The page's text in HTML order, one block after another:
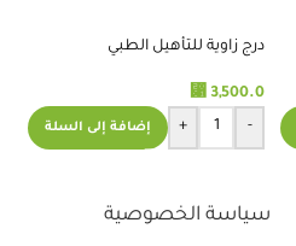
درج زاوية للتأهيل الطبي
⃁ 3,500.0
-
+ إضافة إلى السلة
سياسة الخصوصية